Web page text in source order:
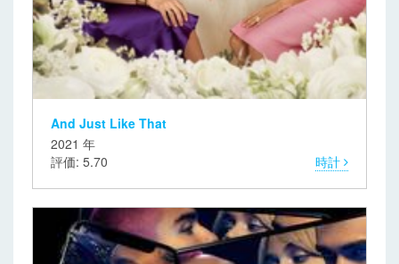
And Just Like That
2021 年
評価: 5.70
時計